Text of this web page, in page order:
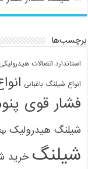
استاندارد اتصالات هیدرولیکی
انواع شیلنگ باغبانی
فشار قوی
شیلنگ هیدرولیک
شیلنگخرید